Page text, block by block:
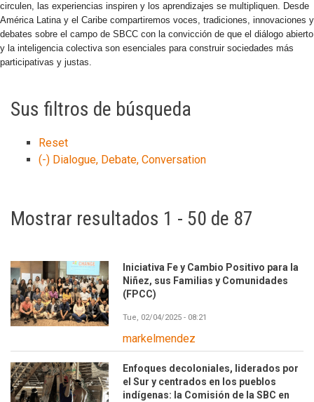
circulen, las experiencias inspiren y los aprendizajes se multipliquen. Desde
América Latina y el Caribe compartiremos voces, tradiciones, innovaciones y
debates sobre el campo de SBCC con la convicción de que el diálogo abierto
y la inteligencia colectiva son esenciales para construir sociedades más
participativas y justas.
Sus filtros de búsqueda
Reset
(-) Dialogue, Debate, Conversation
Mostrar resultados 1 - 50 de 87
Iniciativa Fe y Cambio Positivo para la
Niñez, sus Familias y Comunidades
(FPCC)
Tue, 02/04/2025 - 08:21
markelmendez
Enfoques decoloniales, liderados por
el Sur y centrados en los pueblos
indígenas: la Comisión de la SBC en